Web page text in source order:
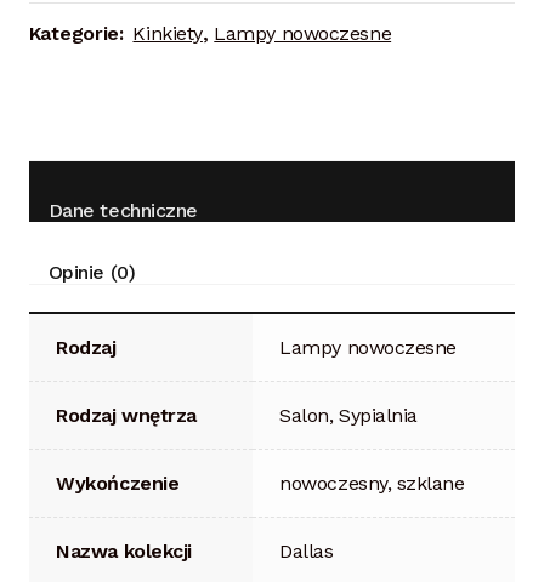
Kategorie: Kinkiety, Lampy nowoczesne
Dane techniczne
Opinie (0)
Rodzaj Lampy nowoczesne
Rodzaj wnętrza Salon, Sypialnia
Wykończenie nowoczesny, szklane
Nazwa kolekcji Dallas